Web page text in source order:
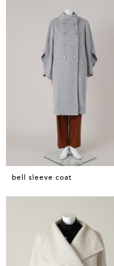
bell sleeve coat